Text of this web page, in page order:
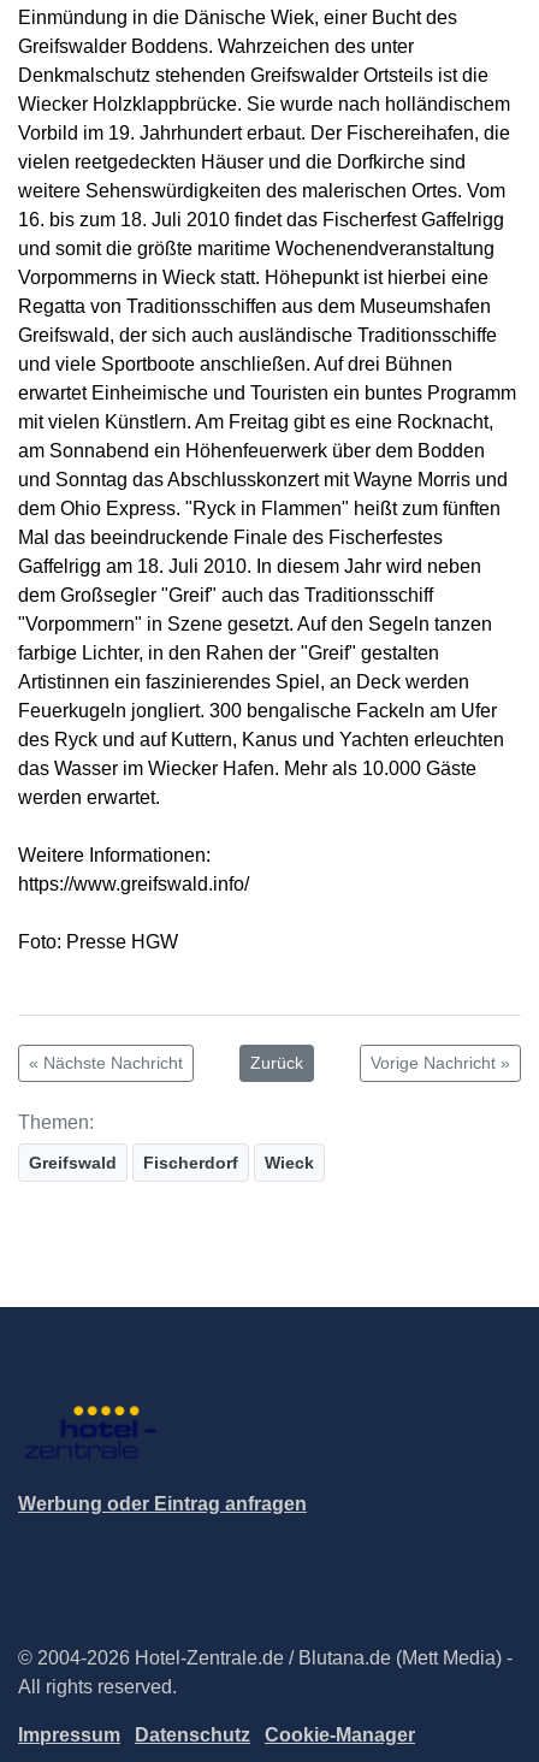
Einmündung in die Dänische Wiek, einer Bucht des
Greifswalder Boddens. Wahrzeichen des unter
Denkmalschutz stehenden Greifswalder Ortsteils ist die
Wiecker Holzklappbrücke. Sie wurde nach holländischem
Vorbild im 19. Jahrhundert erbaut. Der Fischereihafen, die
vielen reetgedeckten Häuser und die Dorfkirche sind
weitere Sehenswürdigkeiten des malerischen Ortes. Vom
16. bis zum 18. Juli 2010 findet das Fischerfest Gaffelrigg
und somit die größte maritime Wochenendveranstaltung
Vorpommerns in Wieck statt. Höhepunkt ist hierbei eine
Regatta von Traditionsschiffen aus dem Museumshafen
Greifswald, der sich auch ausländische Traditionsschiffe
und viele Sportboote anschließen. Auf drei Bühnen
erwartet Einheimische und Touristen ein buntes Programm
mit vielen Künstlern. Am Freitag gibt es eine Rocknacht,
am Sonnabend ein Höhenfeuerwerk über dem Bodden
und Sonntag das Abschlusskonzert mit Wayne Morris und
dem Ohio Express. "Ryck in Flammen" heißt zum fünften
Mal das beeindruckende Finale des Fischerfestes
Gaffelrigg am 18. Juli 2010. In diesem Jahr wird neben
dem Großsegler "Greif" auch das Traditionsschiff
"Vorpommern" in Szene gesetzt. Auf den Segeln tanzen
farbige Lichter, in den Rahen der "Greif" gestalten
Artistinnen ein faszinierendes Spiel, an Deck werden
Feuerkugeln jongliert. 300 bengalische Fackeln am Ufer
des Ryck und auf Kuttern, Kanus und Yachten erleuchten
das Wasser im Wiecker Hafen. Mehr als 10.000 Gäste
werden erwartet.
Weitere Informationen:
https://www.greifswald.info/
Foto: Presse HGW
« Nächste Nachricht Zurück Vorige Nachricht »
Themen:
Greifswald Fischerdorf Wieck
Werbung oder Eintrag anfragen
© 2004-2026 Hotel-Zentrale.de / Blutana.de (Mett Media) -
All rights reserved.
Impressum Datenschutz Cookie-Manager